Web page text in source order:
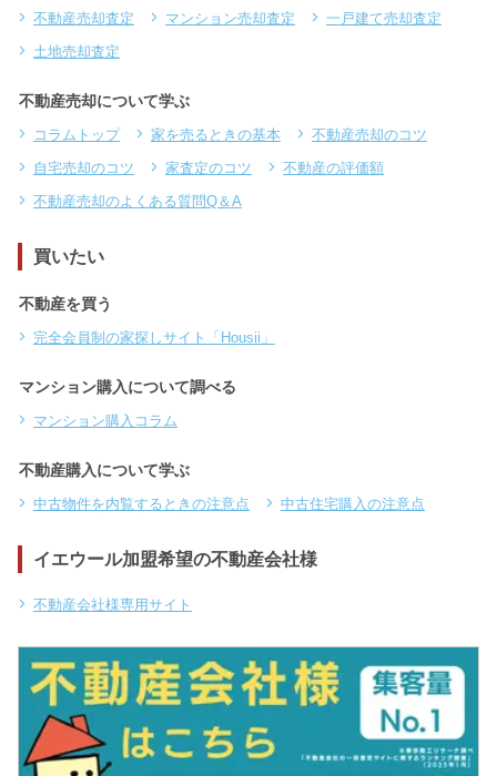
不動産売却査定 マンション売却査定
一戸建て売却査定
土地売却査定
不動産売却について学ぶ
コラムトップ 家を売るときの基本
不動産売却のコツ
自宅売却のコツ
家査定のコツ
不動産の評価額
不動産売却のよくある質問Q＆A
買いたい
不動産を買う
完全会員制の家探しサイト「Housii」
マンション購入について調べる
マンション購入コラム
不動産購入について学ぶ
中古物件を内覧するときの注意点 中古住宅購入の注意点
イエウール加盟希望の不動産会社様
不動産会社様専用サイト